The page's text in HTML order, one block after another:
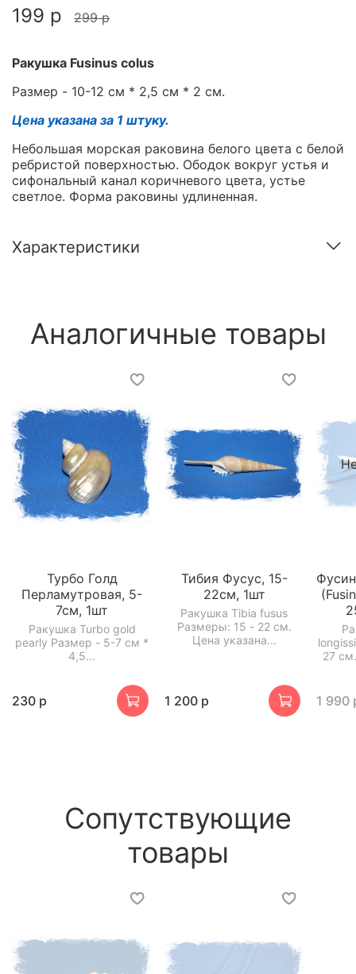
199 р 299 р
Ракушка Fusinus colus
Размер - 10-12 см * 2,5 см * 2 см.
Цена указана за 1 штуку.
Небольшая морская раковина белого цвета с белой
ребристой поверхностью. Ободок вокруг устья и
сифональный канал коричневого цвета, устье
светлое. Форма раковины удлиненная.
Характеристики
Аналогичные товары
Турбо Голд
Перламутровая, 5-
7см, 1шт
Ракушка Turbo gold
pearly Размер - 5-7 см *
4,5...
230 р
Тибия Фусус, 15-
22см, 1шт
Ракушка Tibia fusus
Размеры: 15 - 22 см.
Цена указана...
1 200 р
27
1 990
Сопутствующие
товары